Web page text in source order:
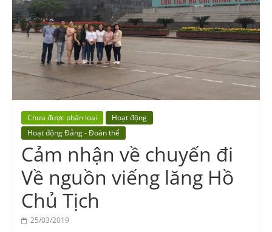
Vocational
Education
Center
Chưa được phân loại
Hoạt động
Hoạt động Đảng - Đoàn thể
Cảm nhận về chuyến đi
Về nguồn viếng lăng Hồ
Chủ Tịch
25/03/2019